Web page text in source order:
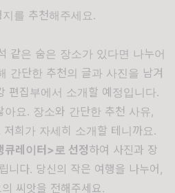
를 추천해주세요.
같은 숨은 장소가 있다면 나누어
간단한 추천의 글과 사진을 남겨
편집부에서 소개할 예정입니다.
아요 . 장소와 간단한 추천 사유,
저희가 자세히 소개할 테니까요 .
큐레이터>로 선정하여 사진과 장
니다. 당신의 작은 여행을 나누어 ,
씨앗을 전해주세요.